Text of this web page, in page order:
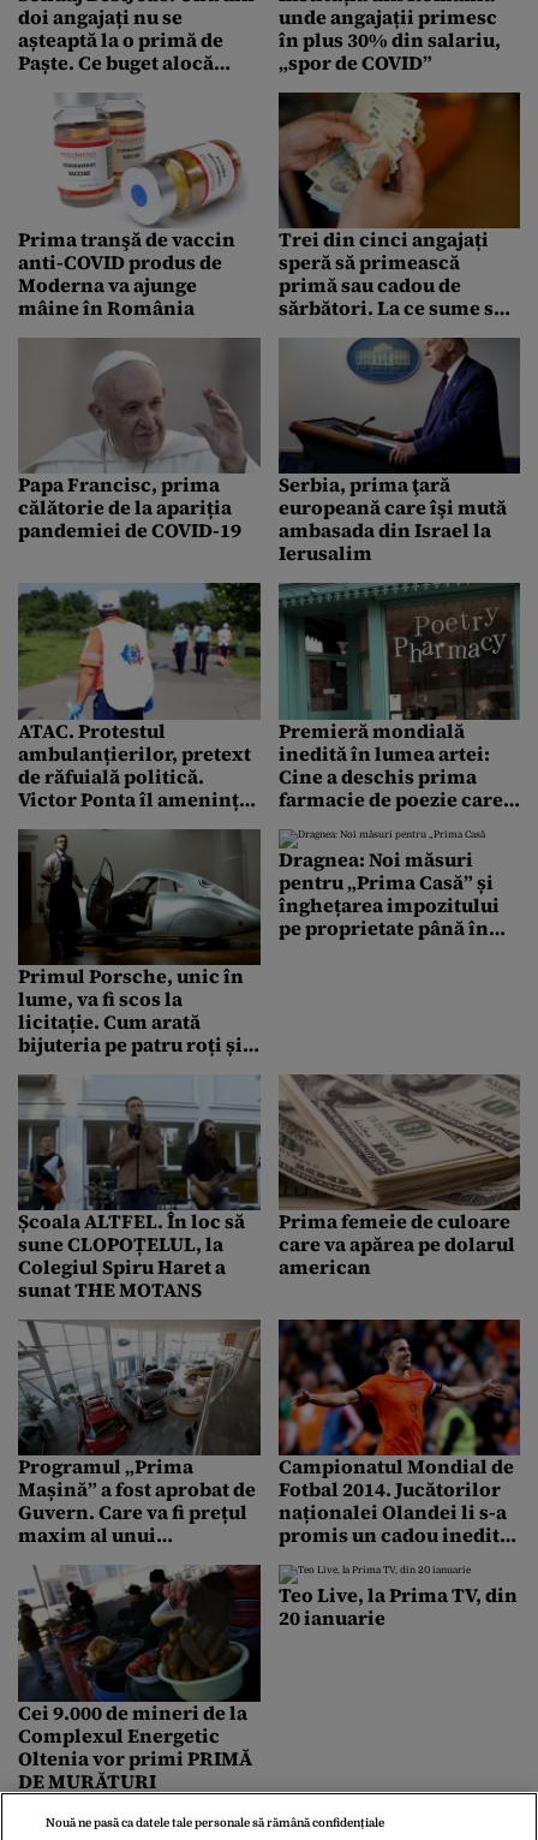
doi angajați nu se
așteaptă la o primă de
Paște. Ce buget alocă
unde angajații primesc
în plus 30% din salariu,
„spor de COVID”
Prima tranşă de vaccin
anti-COVID produs de
Moderna va ajunge
mâine în România
Trei din cinci angajați
speră să primească
primă sau cadou de
sărbători. La ce sume se
BestJobs
Papa Francisc, prima
călătorie de la apariția
pandemiei de COVID-19
Serbia, prima ţară
europeană care îşi mută
ambasada din Israel la
Ierusalim
ATAC. Protestul
ambulanțierilor, pretext
de răfuială politică.
Victor Ponta îl amenință
Premieră mondială
inedită în lumea artei:
Cine a deschis prima
farmacie de poezie care
medicamente – FOTO
Primul Porsche, unic în
lume, va fi scos la
licitație. Cum arată
bijuteria pe patru roți și
– VIDEO
Dragnea: Noi măsuri
pentru „Prima Casă” și
înghețarea impozitului
pe proprietate până în
Școala ALTFEL. În loc să
sune CLOPOȚELUL, la
Colegiul Spiru Haret a
sunat THE MOTANS
Prima femeie de culoare
care va apărea pe dolarul
american
Programul „Prima
Mașină” a fost aprobat de
Guvern. Care va fi prețul
maxim al unui
Campionatul Mondial de
Fotbal 2014. Jucătorilor
naționalei Olandei li s-a
promis un cadou inedit
Cupa Mondială
Cei 9.000 de mineri de la
Complexul Energetic
Oltenia vor primi PRIMĂ
DE MURĂTURI
Teo Live, la Prima TV, din
20 ianuarie
Nouă ne pasă ca datele tale personale să rămână confidențiale